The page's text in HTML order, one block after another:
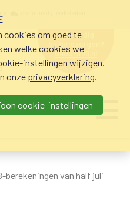
hulp nodig
bij geldzorgen?
0800-8115.nl
berekeningen van half juli
cookies om goed te
welke cookies we
instellingen wijzigen.
onze privacyverklaring.
cookie-instellingen